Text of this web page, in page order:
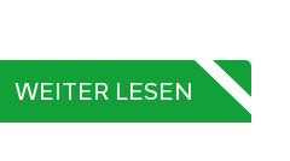
WEITER LESEN